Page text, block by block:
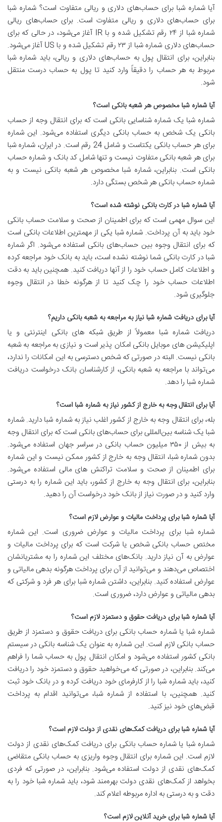
آیا شماره شبا برای حساب‌های دلاری و ریالی متفاوت است؟ شماره شبا
برای حساب‌های دلاری و ریالی متفاوت است. برای حساب‌های ریالی
شماره شبا از ۲۴ رقم تشکیل شده و با IR آغاز می‌شود، در حالی که برای
حساب‌های دلاری شماره شبا از ۲۳ رقم تشکیل شده و با US آغاز می‌شود.
بنابراین، برای انتقال پول به حساب‌های دلاری و ریالی، باید شماره شبا
مربوط به هر حساب را دقیقاً وارد کنید تا پول به حساب درست منتقل
شود.
آیا شماره شبا مخصوص هر شعبه بانکی است؟
شماره شبا یک شماره شناسایی بانکی است که برای انتقال وجه از حساب
بانکی یک شخص به حساب بانکی دیگری استفاده می‌شود. این شماره
برای هر حساب بانکی یکتاست و شامل 24 رقم است. در ایران، شماره شبا
برای هر شعبه بانکی متفاوت نیست و تنها شامل کد بانک و شماره حساب
بانکی است. بنابراین، شماره شبا مخصوص هر شعبه بانکی نیست و به
شماره حساب بانکی هر شخص بستگی دارد.
آیا شماره شبا در کارت بانکی نوشته شده است؟
این سوال مهمی است که برای اطمینان از صحت و سلامت حساب بانکی
خود باید به آن پرداخت. شماره شبا یکی از مهمترین اطلاعات بانکی است
که برای انتقال وجوه بین حساب‌های بانکی استفاده می‌شود. اگر شماره
شبا در کارت بانکی شما نوشته نشده است، باید به بانک خود مراجعه کرده
و اطلاعات کامل حساب خود را از آنها دریافت کنید. همچنین باید به دقت
اطلاعات حساب خود را چک کنید تا از هرگونه خطا در انتقال وجوه
جلوگیری شود.
آیا برای دریافت شماره شبا نیاز به مراجعه به شعبه بانکی داریم؟
دریافت شماره شبا معمولاً از طریق شبکه های بانکی اینترنتی و یا
اپلیکیشن های موبایل بانکی امکان پذیر است و نیازی به مراجعه به شعبه
بانکی نیست. البته در صورتی که شخص دسترسی به این امکانات را ندارد،
می‌تواند با مراجعه به شعبه بانکی، از کارشناسان بانک درخواست دریافت
شماره شبا را دهد.
آیا برای انتقال وجه به خارج از کشور نیاز به شماره شبا است؟
بله، برای انتقال وجه به خارج از کشور اغلب نیاز به شماره شبا دارید. شماره
شبا یک شناسه بین‌المللی برای حساب‌های بانکی است که برای انتقال وجه
به بیش از ۳۵۰ میلیون حساب بانکی در سراسر جهان استفاده می‌شود.
بدون شماره شبا، انتقال وجه به خارج از کشور ممکن نیست و این شماره
برای اطمینان از صحت و سلامت تراکنش های مالی استفاده می‌شود.
بنابراین، برای انتقال وجه به خارج از کشور، باید این شماره را به درستی
وارد کنید و در صورت نیاز از بانک خود درخواست آن را دهید.
آیا شماره شبا برای پرداخت مالیات و عوارض لازم است؟
شماره شبا برای پرداخت مالیات و عوارض ضروری است. این شماره
مختص حساب بانکی شخص یا شرکت است که برای پرداخت مالیات و
عوارض به آن نیاز دارید. بانک‌های مختلف این شماره را به مشتریانشان
اختصاص می‌دهند و می‌توانید از آن برای پرداخت هرگونه بدهی مالیاتی و
عوارض استفاده کنید. بنابراین، داشتن شماره شبا برای هر فرد و شرکتی که
بدهی مالیاتی و عوارض دارد، ضروری است.
آیا شماره شبا برای دریافت حقوق و دستمزد لازم است؟
شماره شبا یا شماره حساب بانکی برای دریافت حقوق و دستمزد از طریق
حساب بانکی لازم است. این شماره به عنوان یک شناسه بانکی در سیستم
بانکی کشور استفاده می‌شود و امکان انتقال پول به حساب شما را فراهم
می‌کند. بنابراین، در صورتی که می‌خواهید حقوق و دستمزد خود را دریافت
کنید، باید شماره شبا را از کارفرمای خود دریافت کرده و در بانک خود ثبت
کنید. همچنین، با استفاده از شماره شبا، می‌توانید اقدام به پرداخت
قبض‌های خود نیز کنید.
آیا شماره شبا برای دریافت کمک‌های نقدی از دولت لازم است؟
شماره شبا یا شماره حساب بانکی برای دریافت کمک‌های نقدی از دولت
لازم است. این شماره برای انتقال وجوه واریزی به حساب بانکی متقاضی
کمک‌های نقدی از دولت استفاده می‌شود. بنابراین، در صورتی که فردی
بخواهد از کمک‌های نقدی دولت بهره‌مند شود، باید شماره شبا خود را به
دقت و به درستی به اداره مربوطه اعلام کند.
آیا شماره شبا برای خرید آنلاین لازم است؟